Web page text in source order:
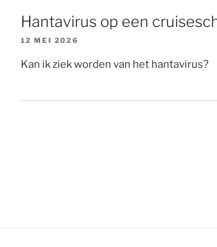
Hantavirus op een
12 MEI 2026
Kan ik ziek worden van het hantavirus?